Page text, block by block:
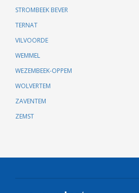
STROMBEEK BEVER
TERNAT
VILVOORDE
WEMMEL
WEZEMBEEK-OPPEM
WOLVERTEM
ZAVENTEM
ZEMST